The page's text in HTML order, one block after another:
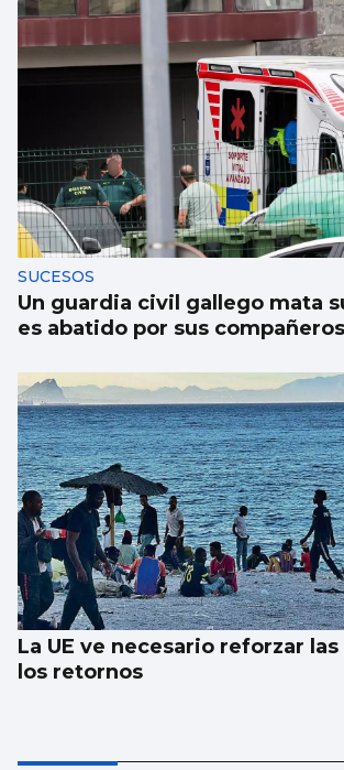
SUCESOS
Un guardia civil gallego mata
es abatido por sus
La UE ve necesario reforzar
los retornos